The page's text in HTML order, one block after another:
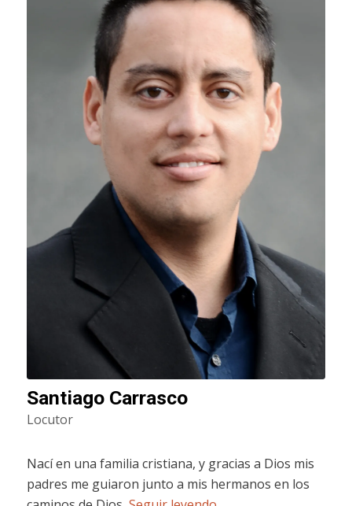
Santiago Carrasco
Locutor
Nací en una familia cristiana, y gracias a Dios mis
padres me guiaron junto a mis hermanos en los